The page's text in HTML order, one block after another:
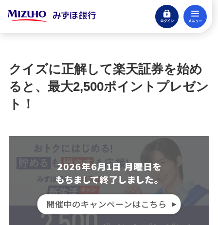
ログイン
閉じる
口座開設
来店不要・スマホで完結
住宅ローン・カードローン
貯める・増やす
預金・NISA・資産運用
クイズに正解して楽天証券を始め
ると、最大2,500ポイントプレゼン
ト！